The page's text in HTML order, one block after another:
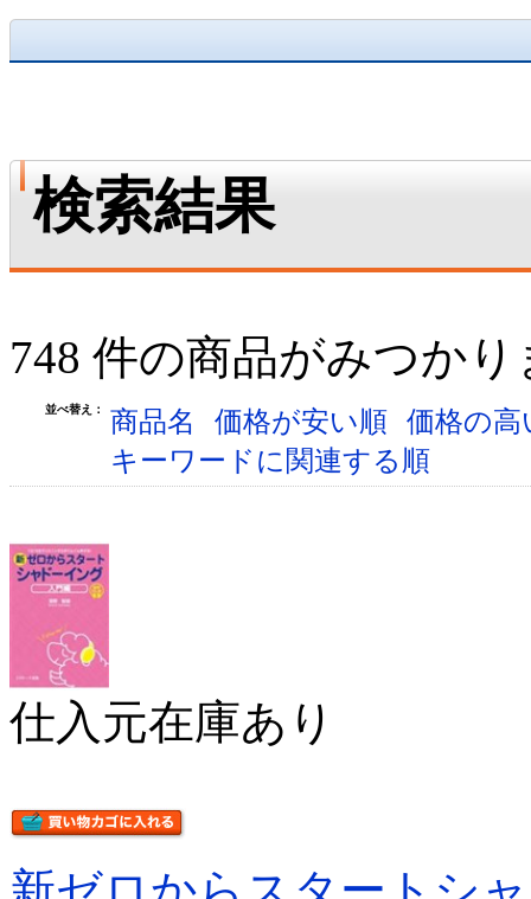
検索結果
748 件の商品がみつか
並べ替え： 商品名 価格が安い順 価格の
キーワードに関連する順
仕入元在庫あり